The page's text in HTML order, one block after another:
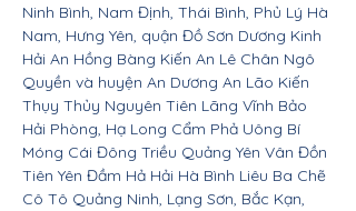
Ninh Bình, Nam Định, Thái Bình, Phủ Lý Hà
Nam, Hưng Yên, quận Đồ Sơn Dương Kinh
Hải An Hồng Bàng Kiến An Lê Chân Ngô
Quyền và huyện An Dương An Lão Kiến
Thụy Thủy Nguyên Tiên Lãng Vĩnh Bảo
Hải Phòng, Hạ Long Cẩm Phả Uông Bí
Móng Cái Đông Triều Quảng Yên Vân Đồn
Tiên Yên Đầm Hả Hải Hà Bình Liêu Ba Chẽ
Cô Tô Quảng Ninh, Lạng Sơn, Bắc Kạn,